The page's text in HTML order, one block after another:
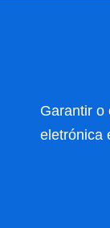
Garantir o
eletrónica